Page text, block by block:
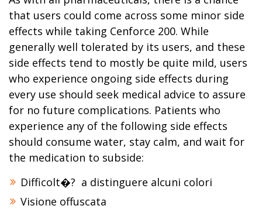
that users could come across some minor side
effects while taking Cenforce 200. While
generally well tolerated by its users, and these
side effects tend to mostly be quite mild, users
who experience ongoing side effects during
every use should seek medical advice to assure
for no future complications. Patients who
experience any of the following side effects
should consume water, stay calm, and wait for
the medication to subside:
Difficolt�? a distinguere alcuni colori
Visione offuscata